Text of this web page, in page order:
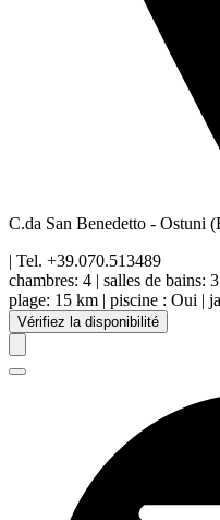
C.da San Benedetto - Ostuni
| Tel. +39.070.513489
chambres: 4 | salles de bains: 3
plage: 15 km | piscine : Oui |
Vérifiez la disponibilité